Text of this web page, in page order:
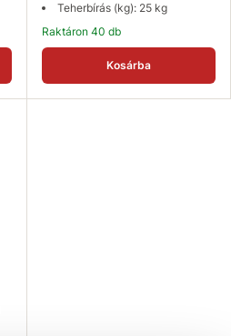
Teherbírás (kg): 25 kg
Raktáron 40 db
Kosárba